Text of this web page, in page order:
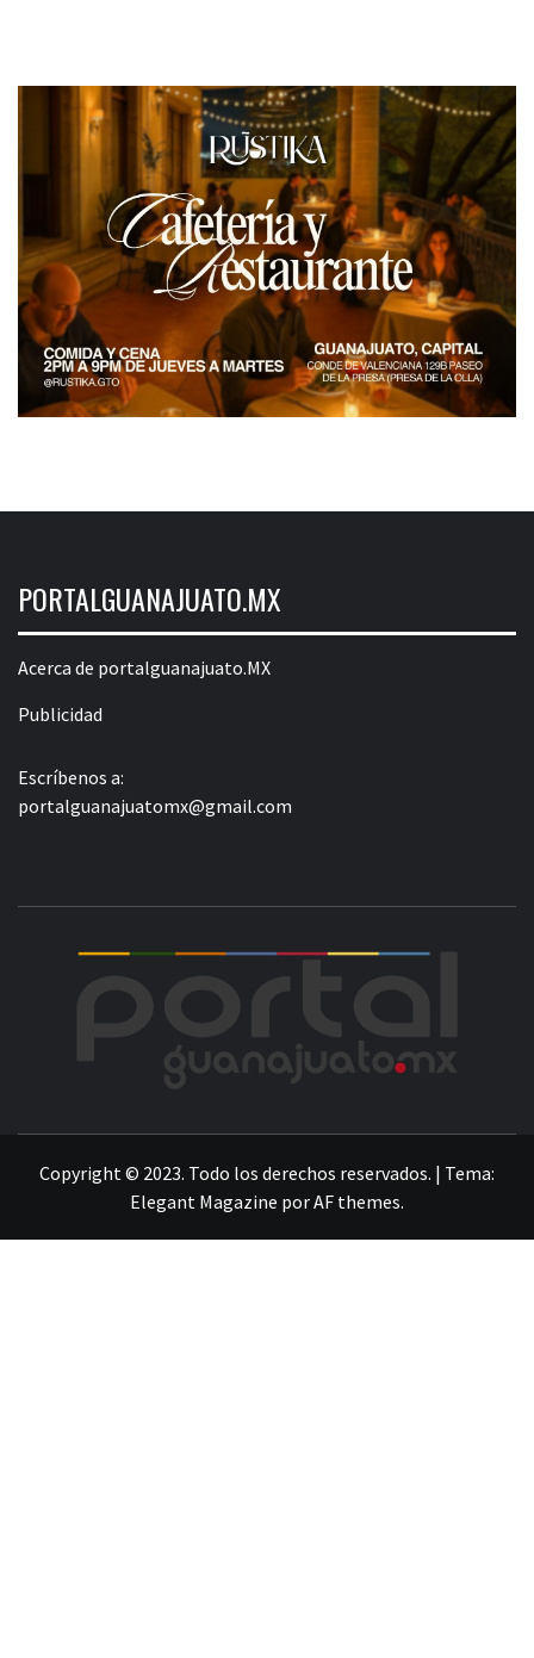
PORTALGUANAJUATO.MX
Acerca de portalguanajuato.MX
Publicidad
Escríbenos a:
portalguanajuatomx@gmail.com
Copyright © 2023. Todo los derechos reservados. | Tema:
Elegant Magazine porAF themes.